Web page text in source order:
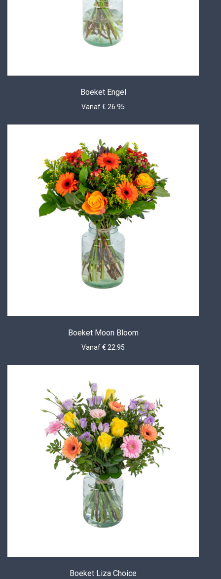
Boeket Engel
Vanaf € 26.95
Boeket Moon Bloom
Vanaf € 22.95
Boeket Liza Choice